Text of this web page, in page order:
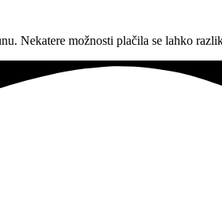
Nekatere možnosti plačila se lahko